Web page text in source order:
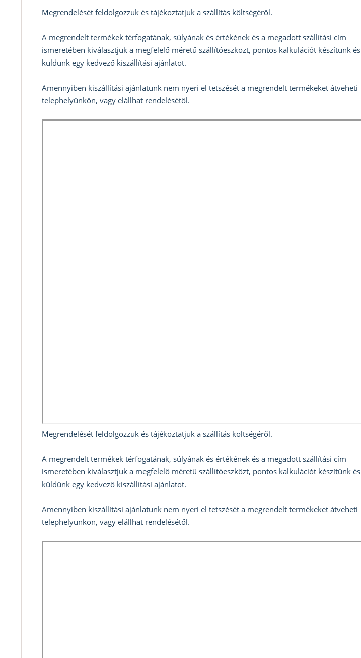
Megrendelését feldolgozzuk és tájékoztatjuk a szállítás költségéről.
A megrendelt termékek térfogatának, súlyának és értékének és a megadott szállítási cím
ismeretében kiválasztjuk a megfelelő méretű szállítóeszközt, pontos kalkulációt készítünk és
küldünk egy kedvező kiszállítási ajánlatot.
Amennyiben kiszállítási ajánlatunk nem nyeri el tetszését a megrendelt termékeket átveheti
telephelyünkön, vagy elállhat rendelésétől.
Megrendelését feldolgozzuk és tájékoztatjuk a szállítás költségéről.
A megrendelt termékek térfogatának, súlyának és értékének és a megadott szállítási cím
ismeretében kiválasztjuk a megfelelő méretű szállítóeszközt, pontos kalkulációt készítünk és
küldünk egy kedvező kiszállítási ajánlatot.
Amennyiben kiszállítási ajánlatunk nem nyeri el tetszését a megrendelt termékeket átveheti
telephelyünkön, vagy elállhat rendelésétől.